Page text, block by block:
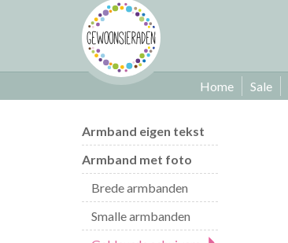
Home Sale
Armband eigen tekst
Armband met foto
Brede armbanden
Smalle armbanden